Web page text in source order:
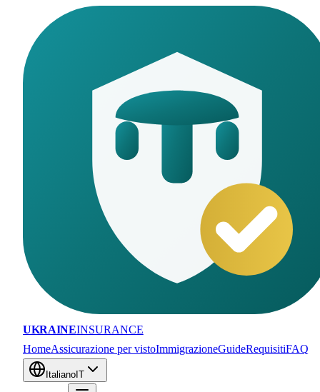
UKRAINEINSURANCE
HomeAssicurazione per vistoImmigrazioneGuideRequisitiFAQ
Italiano IT